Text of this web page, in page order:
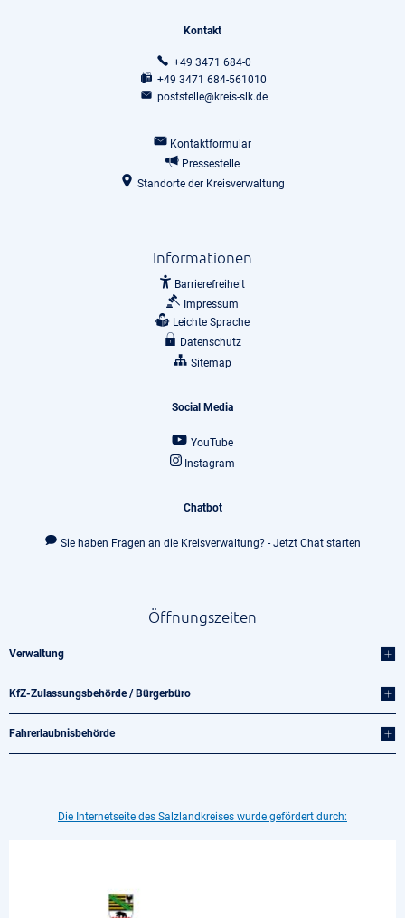
Kontakt
+49 3471 684-0
+49 3471 684-561010
poststelle@kreis-slk.de
Kontaktformular
Pressestelle
Standorte der Kreisverwaltung
Informationen
Barrierefreiheit
Impressum
Leichte Sprache
Datenschutz
Sitemap
Social Media
YouTube
Instagram
Chatbot
Sie haben Fragen an die Kreisverwaltung? - Jetzt Chat starten
Öffnungszeiten
Verwaltung
KfZ-Zulassungsbehörde / Bürgerbüro
Fahrerlaubnisbehörde
Die Internetseite des Salzlandkreises wurde gefördert durch: